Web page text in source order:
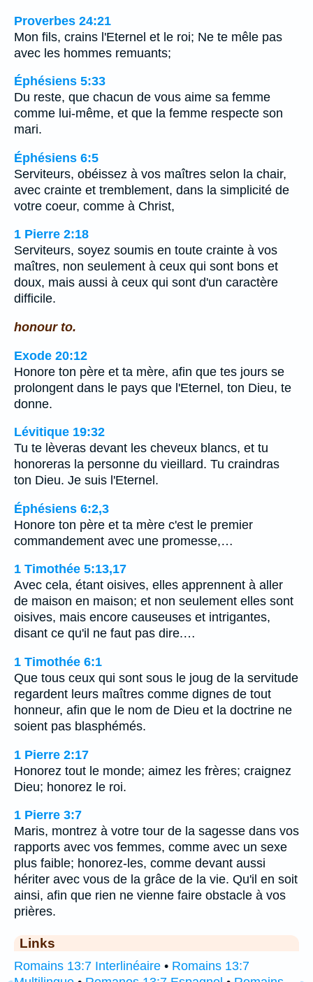
Proverbes 24:21
Mon fils, crains l'Eternel et le roi; Ne te mêle pas
avec les hommes remuants;
Éphésiens 5:33
Du reste, que chacun de vous aime sa femme
comme lui-même, et que la femme respecte son
mari.
Éphésiens 6:5
Serviteurs, obéissez à vos maîtres selon la chair,
avec crainte et tremblement, dans la simplicité de
votre coeur, comme à Christ,
1 Pierre 2:18
Serviteurs, soyez soumis en toute crainte à vos
maîtres, non seulement à ceux qui sont bons et
doux, mais aussi à ceux qui sont d'un caractère
difficile.
honour to.
Exode 20:12
Honore ton père et ta mère, afin que tes jours se
prolongent dans le pays que l'Eternel, ton Dieu, te
donne.
Lévitique 19:32
Tu te lèveras devant les cheveux blancs, et tu
honoreras la personne du vieillard. Tu craindras
ton Dieu. Je suis l'Eternel.
Éphésiens 6:2,3
Honore ton père et ta mère c'est le premier
commandement avec une promesse,…
1 Timothée 5:13,17
Avec cela, étant oisives, elles apprennent à aller
de maison en maison; et non seulement elles sont
oisives, mais encore causeuses et intrigantes,
disant ce qu'il ne faut pas dire.…
1 Timothée 6:1
Que tous ceux qui sont sous le joug de la servitude
regardent leurs maîtres comme dignes de tout
honneur, afin que le nom de Dieu et la doctrine ne
soient pas blasphémés.
1 Pierre 2:17
Honorez tout le monde; aimez les frères; craignez
Dieu; honorez le roi.
1 Pierre 3:7
Maris, montrez à votre tour de la sagesse dans vos
rapports avec vos femmes, comme avec un sexe
plus faible; honorez-les, comme devant aussi
hériter avec vous de la grâce de la vie. Qu'il en soit
ainsi, afin que rien ne vienne faire obstacle à vos
prières.
Links
Romains 13:7 Interlinéaire • Romains 13:7